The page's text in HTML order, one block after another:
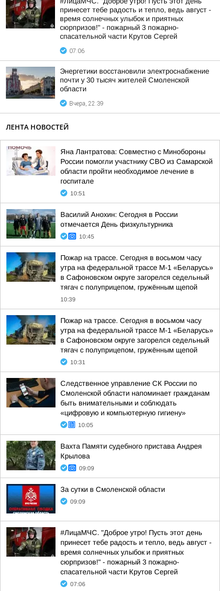
принесет тебе радость и тепло, ведь август -
время солнечных улыбок и приятных
сюрпризов!" - пожарный 3 пожарно-
спасательной части Крутов Сергей
07:06
Энергетики восстановили электроснабжение
почти у 30 тысяч жителей Смоленской
области
Вчера, 22:39
ЛЕНТА НОВОСТЕЙ
Яна Лантратова: Совместно с Минобороны
России помогли участнику СВО из Самарской
области пройти необходимое лечение в
госпитале
10:51
Василий Анохин: Сегодня в России
отмечается День физкультурника
10:45
Пожар на трассе. Сегодня в восьмом часу
утра на федеральной трассе М-1 «Беларусь»
в Сафоновском округе загорелся седельный
тягач с полуприцепом, гружённым щепой
10:39
Пожар на трассе. Сегодня в восьмом часу
утра на федеральной трассе М-1 «Беларусь»
в Сафоновском округе загорелся седельный
тягач с полуприцепом, гружённым щепой
10:31
Следственное управление СК России по
Смоленской области напоминает гражданам
быть внимательными и соблюдать
«цифровую и компьютерную гигиену»
10:05
Вахта Памяти судебного пристава Андрея
Крылова
09:09
За сутки в Смоленской области
09:09
#ЛицаМЧС. "Доброе утро! Пусть этот день
принесет тебе радость и тепло, ведь август -
время солнечных улыбок и приятных
сюрпризов!" - пожарный 3 пожарно-
спасательной части Крутов Сергей
07:06